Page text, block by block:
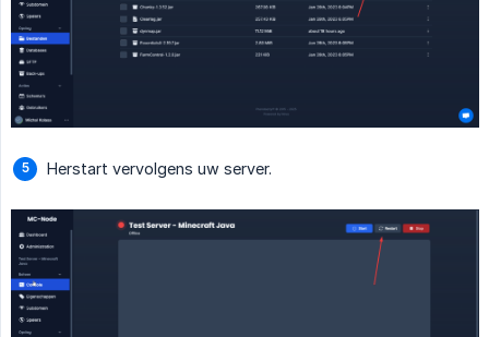
Herstart vervolgens uw server.